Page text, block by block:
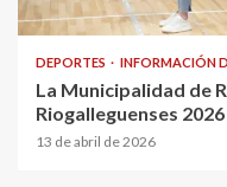
DEPORTES INFORMACIÓN
La Municipalidad de
Riogalleguenses
13 de abril de 2026